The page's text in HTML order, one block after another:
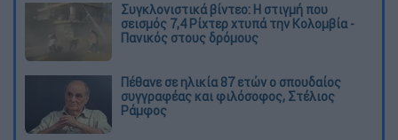
Συγκλονιστικά βίντεο: Η στιγμή που
σεισμός 7,4 Ρίχτερ χτυπά την Κολομβία -
Πανικός στους δρόμους
Πέθανε σε ηλικία 87 ετών ο σπουδαίος
συγγραφέας και φιλόσοφος, Στέλιος
Ράμφος